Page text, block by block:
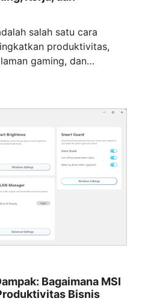
salah satu cara
produktivitas,
gaming, dan
Bagaimana MSI
Bisnis